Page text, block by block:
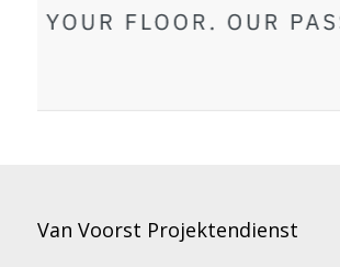
Van Voorst Projektendienst